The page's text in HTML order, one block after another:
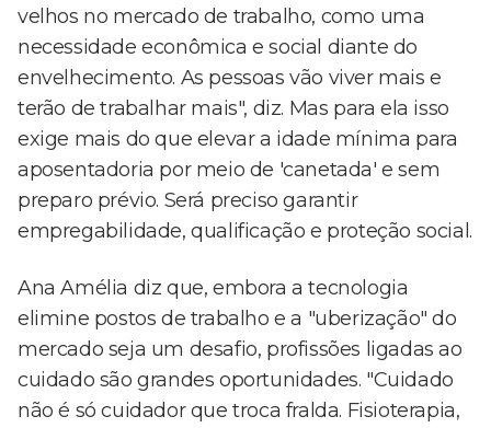
velhos no mercado de trabalho, como uma
necessidade econômica e social diante do
envelhecimento. As pessoas vão viver mais e
terão de trabalhar mais", diz. Mas para ela isso
exige mais do que elevar a idade mínima para
aposentadoria por meio de 'canetada' e sem
preparo prévio. Será preciso garantir
empregabilidade, qualificação e proteção social.
Ana Amélia diz que, embora a tecnologia
elimine postos de trabalho e a "uberização" do
mercado seja um desafio, profissões ligadas ao
cuidado são grandes oportunidades. "Cuidado
não é só cuidador que troca fralda. Fisioterapia,